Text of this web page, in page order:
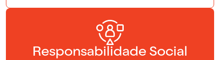
Responsabilidade Social